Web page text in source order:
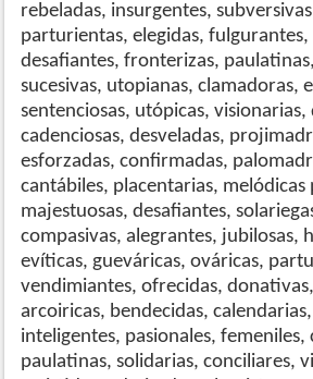
rebeladas, insurgentes,
parturientas, elegidas,
desafiantes, fronterizas,
sucesivas, utopianas, clamadoras,
sentenciosas, utópicas,
cadenciosas, desveladas,
esforzadas, confirmadas,
cantábiles, placentarias,
majestuosas, desafiantes,
compasivas, alegrantes, jubilosas,
evíticas, gueváricas, ováricas,
vendimiantes, ofrecidas,
arcoiricas, bendecidas,
inteligentes, pasionales,
paulatinas, solidarias, conciliares,